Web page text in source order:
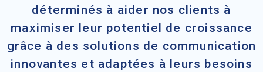
déterminés à aider nos clients à
maximiser leur potentiel de croissance
grâce à des solutions de communication
innovantes et adaptées à leurs besoins